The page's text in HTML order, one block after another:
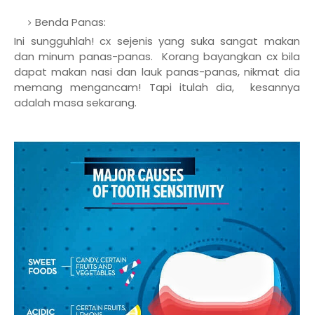
Benda Panas:
Ini sungguhlah! cx sejenis yang suka sangat makan
dan minum panas-panas. Korang bayangkan cx bila
dapat makan nasi dan lauk panas-panas, nikmat dia
memang mengancam! Tapi itulah dia, kesannya
adalah masa sekarang.